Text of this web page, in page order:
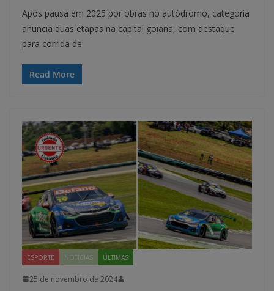
Após pausa em 2025 por obras no autódromo, categoria
anuncia duas etapas na capital goiana, com destaque
para corrida de
Read More
ESPORTE NOTÍCIAS ÚLTIMAS
25 de novembro de 2024